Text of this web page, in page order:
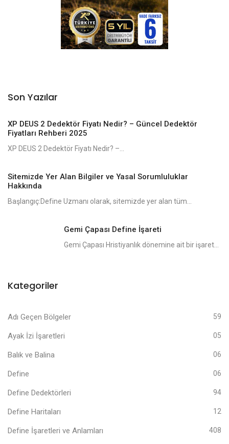
Son Yazılar
XP DEUS 2 Dedektör Fiyatı Nedir? – Güncel Dedektör
Fiyatları Rehberi 2025
XP DEUS 2 Dedektör Fiyatı Nedir? –...
Sitemizde Yer Alan Bilgiler ve Yasal Sorumluluklar
Hakkında
Başlangıç:Define Uzmanı olarak, sitemizde yer alan tüm...
Gemi Çapası Define İşareti
Gemi Çapası Hristiyanlık dönemine ait bir işaret...
Kategoriler
Adı Geçen Bölgeler 59
Ayak İzi İşaretleri 05
Balık ve Balina 06
Define 06
Define Dedektörleri 94
Define Haritaları 12
Define İşaretleri ve Anlamları 408